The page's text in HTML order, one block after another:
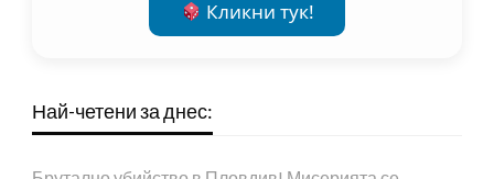
Кликни тук!
Най-четени за днес: